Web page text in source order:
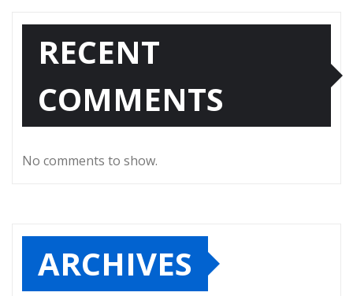
RECENT
COMMENTS
No comments to show.
ARCHIVES